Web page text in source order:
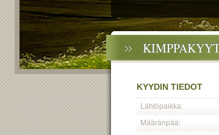
KYYDIN TIEDOT
Lähtöpaikka:
Määränpää: